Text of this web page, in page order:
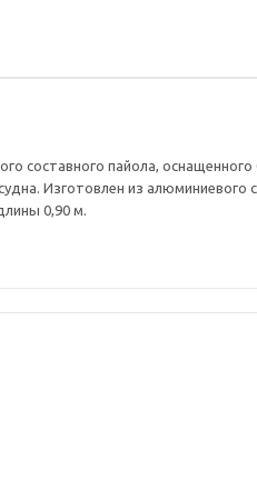
составного пайола,
Изготовлен из алюминиевого
0,90 м.